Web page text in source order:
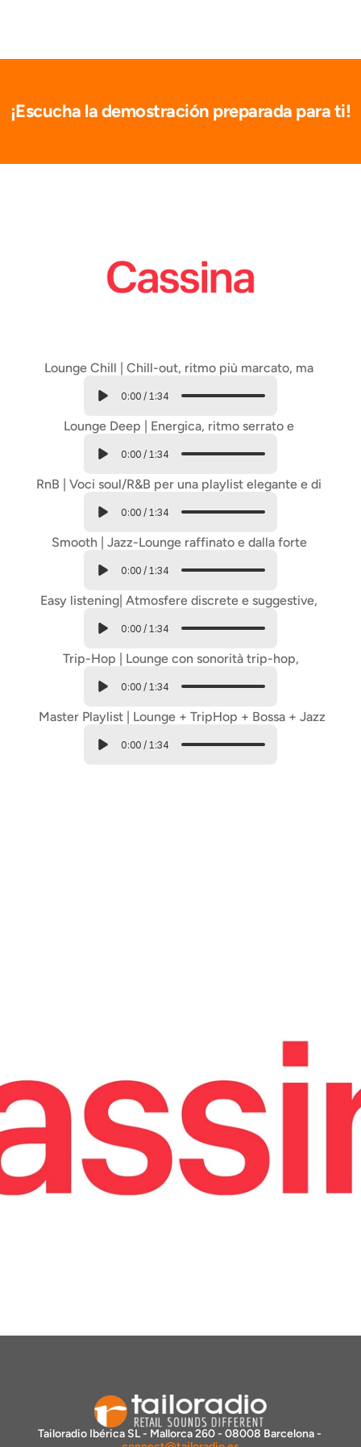
¡Escucha la demostración preparada para ti!
Lounge Chill | Chill-out, ritmo più marcato, ma
sempre morbido e piacevole.
0:00 / 1:34
Lounge Deep | Energica, ritmo serrato e
0:00 / 1:34
RnB | Voci soul/R&B per una playlist elegante e di
0:00 / 1:34
Smooth | Jazz-Lounge raffinato e dalla forte
identità sonora.
0:00 / 1:34
Easy listening| Atmosfere discrete e suggestive,
con ritmi morbidi
0:00 / 1:34
alternativa e ricercata
0:00 / 1:34
Master Playlist | Lounge + TripHop + Bossa + Jazz
0:00 / 1:34